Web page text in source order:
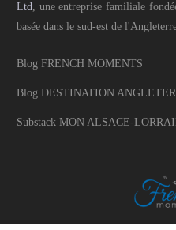
Ltd, une entreprise familiale
basée dans le sud-est de
Blog FRENCH MOMENTS
Blog DESTINATION
Substack MON ALSACE-